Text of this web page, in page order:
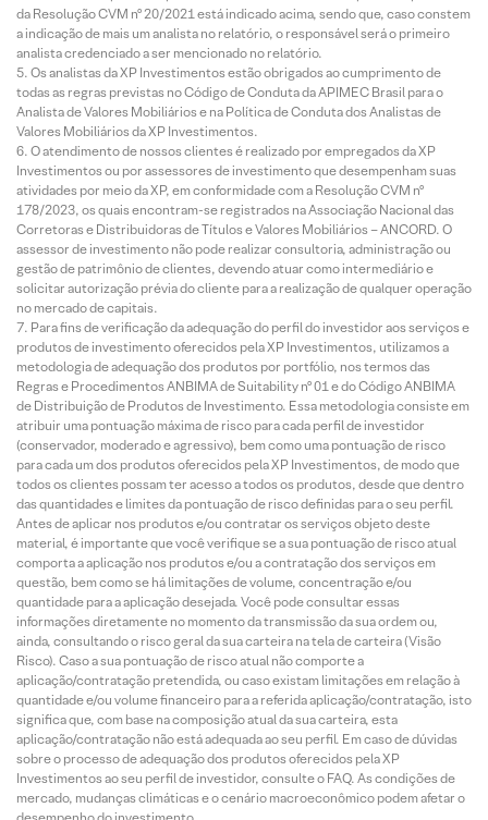
da Resolução CVM nº 20/2021 está indicado acima, sendo que, caso constem
a indicação de mais um analista no relatório, o responsável será o primeiro
analista credenciado a ser mencionado no relatório.
Os analistas da XP Investimentos estão obrigados ao cumprimento de
todas as regras previstas no Código de Conduta da APIMEC Brasil para o
Analista de Valores Mobiliários e na Política de Conduta dos Analistas de
Valores Mobiliários da XP Investimentos.
O atendimento de nossos clientes é realizado por empregados da XP
Investimentos ou por assessores de investimento que desempenham suas
atividades por meio da XP, em conformidade com a Resolução CVM nº
178/2023, os quais encontram-se registrados na Associação Nacional das
Corretoras e Distribuidoras de Títulos e Valores Mobiliários – ANCORD. O
assessor de investimento não pode realizar consultoria, administração ou
gestão de patrimônio de clientes, devendo atuar como intermediário e
solicitar autorização prévia do cliente para a realização de qualquer operação
no mercado de capitais.
Para fins de verificação da adequação do perfil do investidor aos serviços e
produtos de investimento oferecidos pela XP Investimentos, utilizamos a
metodologia de adequação dos produtos por portfólio, nos termos das
Regras e Procedimentos ANBIMA de Suitability nº 01 e do Código ANBIMA
de Distribuição de Produtos de Investimento. Essa metodologia consiste em
atribuir uma pontuação máxima de risco para cada perfil de investidor
(conservador, moderado e agressivo), bem como uma pontuação de risco
para cada um dos produtos oferecidos pela XP Investimentos, de modo que
todos os clientes possam ter acesso a todos os produtos, desde que dentro
das quantidades e limites da pontuação de risco definidas para o seu perfil.
Antes de aplicar nos produtos e/ou contratar os serviços objeto deste
material, é importante que você verifique se a sua pontuação de risco atual
comporta a aplicação nos produtos e/ou a contratação dos serviços em
questão, bem como se há limitações de volume, concentração e/ou
quantidade para a aplicação desejada. Você pode consultar essas
informações diretamente no momento da transmissão da sua ordem ou,
ainda, consultando o risco geral da sua carteira na tela de carteira (Visão
Risco). Caso a sua pontuação de risco atual não comporte a
aplicação/contratação pretendida, ou caso existam limitações em relação à
quantidade e/ou volume financeiro para a referida aplicação/contratação, isto
significa que, com base na composição atual da sua carteira, esta
aplicação/contratação não está adequada ao seu perfil. Em caso de dúvidas
sobre o processo de adequação dos produtos oferecidos pela XP
Investimentos ao seu perfil de investidor, consulte o FAQ. As condições de
mercado, mudanças climáticas e o cenário macroeconômico podem afetar o